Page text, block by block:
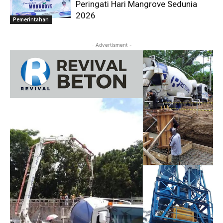
Pemerintahan
Peringati Hari Mangrove Sedunia
2026
- Advertisment -